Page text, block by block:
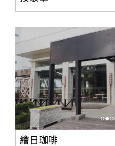
繪日珈啡